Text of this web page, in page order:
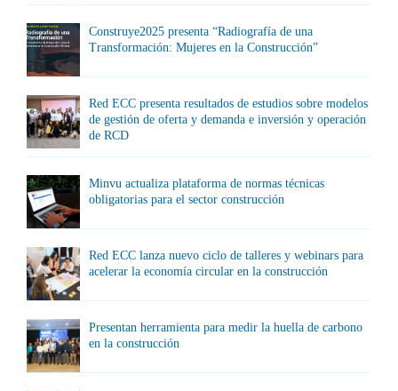
Construye2025 presenta “Radiografía de una
Transformación: Mujeres en la Construcción”
Red ECC presenta resultados de estudios sobre modelos
de gestión de oferta y demanda e inversión y operación
de RCD
Minvu actualiza plataforma de normas técnicas
obligatorias para el sector construcción
Red ECC lanza nuevo ciclo de talleres y webinars para
acelerar la economía circular en la construcción
Presentan herramienta para medir la huella de carbono
en la construcción